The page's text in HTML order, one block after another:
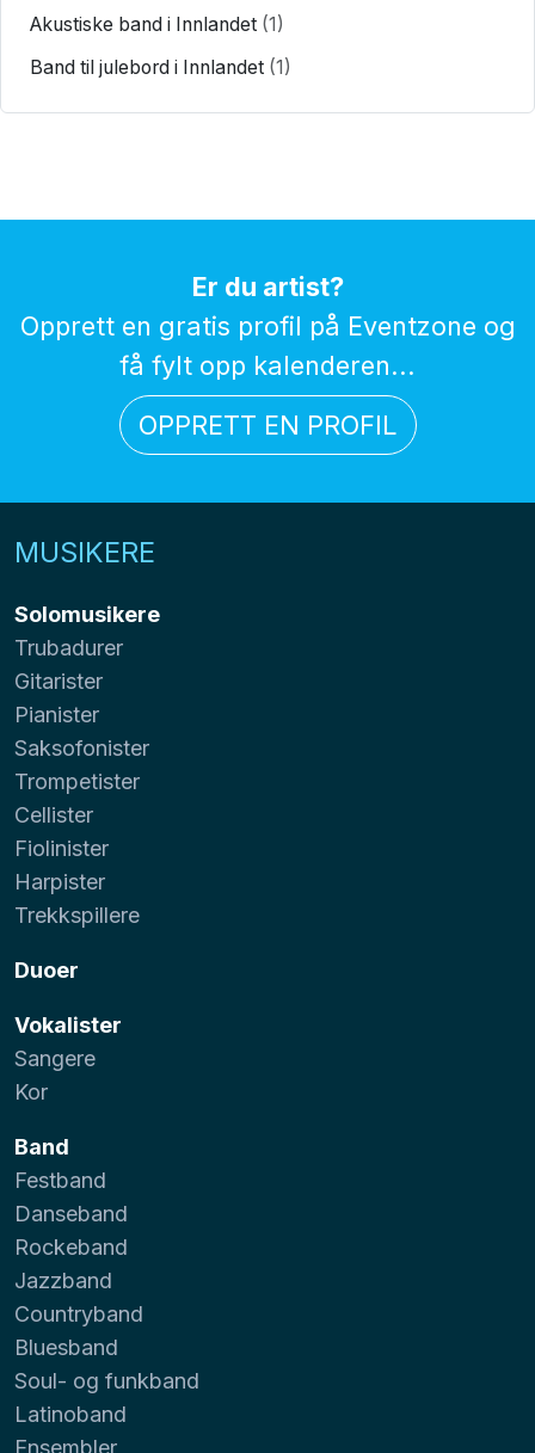
Akustiske band i Innlandet (1)
Band til julebord i Innlandet (1)
Er du artist?
Opprett en gratis profil på Eventzone og
få fylt opp kalenderen...
OPPRETT EN PROFIL
MUSIKERE
Solomusikere
Trubadurer
Gitarister
Pianister
Saksofonister
Trompetister
Cellister
Fiolinister
Harpister
Trekkspillere
Duoer
Vokalister
Sangere
Kor
Band
Festband
Danseband
Rockeband
Jazzband
Countryband
Bluesband
Soul- og funkband
Latinoband
Ensembler